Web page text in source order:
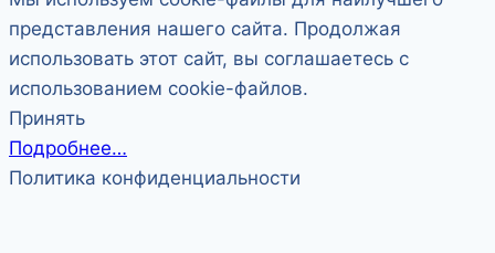
представления нашего сайта. Продолжая
использовать этот сайт, вы соглашаетесь с
использованием cookie-файлов.
Принять
Подробнее…
Политика конфиденциальности